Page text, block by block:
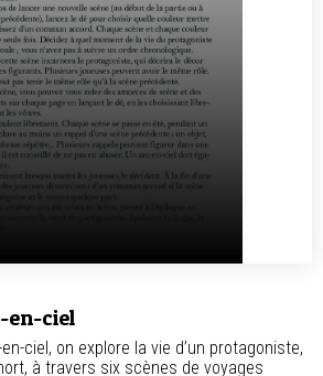
en-ciel
ciel, on explore la vie d’un protagoniste,
à travers six scènes de voyages